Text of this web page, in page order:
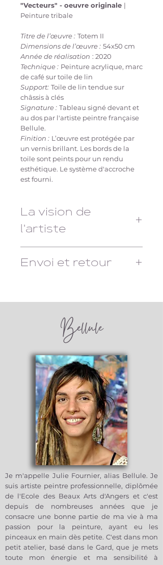
"Vecteurs" - oeuvre originale |
Peinture tribale
Titre de l’œuvre : Totem II
Dimensions de l’œuvre : 54x50 cm
Année de réalisation : 2020
Technique : Peinture acrylique, marc
de café sur toile de lin
Support: Toile de lin tendue sur
châssis à clés
Signature : Tableau signé devant et
au dos par l'artiste peintre française
Bellule.
Finition : L’œuvre est protégée par
un vernis brillant. Les bords de la
toile sont peints pour un rendu
esthétique. Le système d'accroche
est fourni.
La vision de
l'artiste
"Totem II" est une œuvre réalisée à
profonde avec la nature, une
dimension de spiritualité et
d’identité au cœur de la jungle.
teintes naturelles, créent une
atmosphère vibrante, où la lumière
se mêle à l’obscurité. Cette
interaction entre ombre et lumière
évoque la dualité de l’existence,
symbolisant à la fois la beauté et la
complexité de la nature.Cette
oeuvre évoque le passage du temps,
un retour aux racines.
"Totem II" devient ainsi un reflet de
notre quête de connexion à la
nature et à nous-mêmes. Cette
œuvre est un appel à l'introspection,
une plongée vers nos propres
racines. Les éléments naturels, loin
d'être de simples ornements, nous
invitent à nous reconnecter à ce qui
nous entoure et à explorer notre
propre jungle intérieure.
Envoi et retour
communiqué.
de 2 semaines, à la charge de
l'acheteur.
Le plus grand soin est accordé à
l'emballage des oeuvres.
Les éventuels frais de douane
pour le Canada, la Suisse et les
USA sont à la charge de
l'acheteur
Bellule
Je m'appelle Julie Fournier, alias Bellule. Je
suis artiste peintre professionnelle, diplômée
de l'Ecole des Beaux Arts d'Angers et c'est
depuis de nombreuses années que je
consacre une bonne partie de ma vie à ma
passion pour la peinture, ayant eu les
pinceaux en main dès petite. C'est dans mon
petit atelier, basé dans le Gard, que je mets
toute mon énergie et ma sensibilité à